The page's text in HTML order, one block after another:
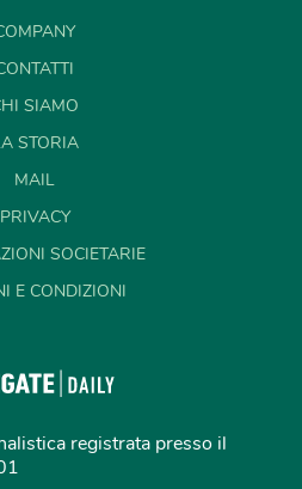
SIAMO
STORIA
MAIL
PRIVACY
SOCIETARIE
E CONDIZIONI
registrata presso il